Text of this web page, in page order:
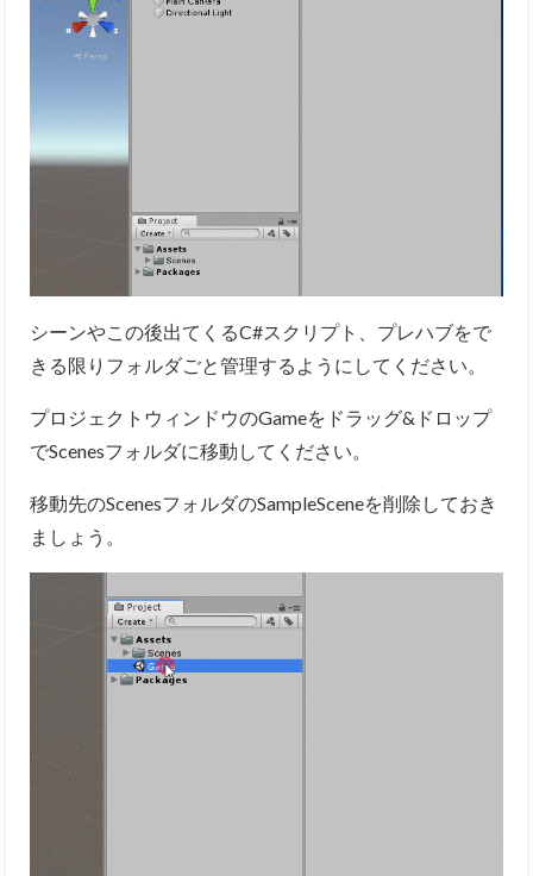
シーンやこの後出てくるC#スクリプト、プレハブをで
きる限りフォルダごと管理するようにしてください。
プロジェクトウィンドウのGameをドラッグ&ドロップ
でScenesフォルダに移動してください。
移動先のScenesフォルダのSampleSceneを削除しておき
ましょう。